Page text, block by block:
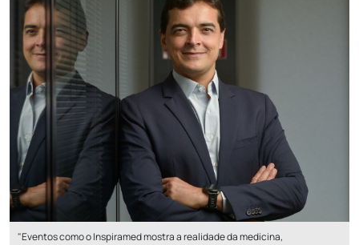
"Eventos como o Inspiramed mostra a realidade da medicina,